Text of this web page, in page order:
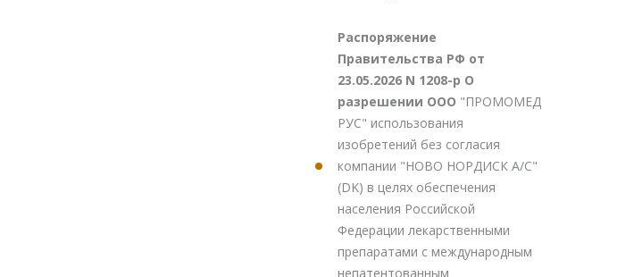
Распоряжение
Правительства РФ от
23.05.2026 N 1208-р О
разрешении ООО "ПРОМОМЕД
РУС" использования
изобретений без согласия
компании "НОВО НОРДИСК А/С"
(DK) в целях обеспечения
населения Российской
Федерации лекарственными
препаратами с международным
непатентованным